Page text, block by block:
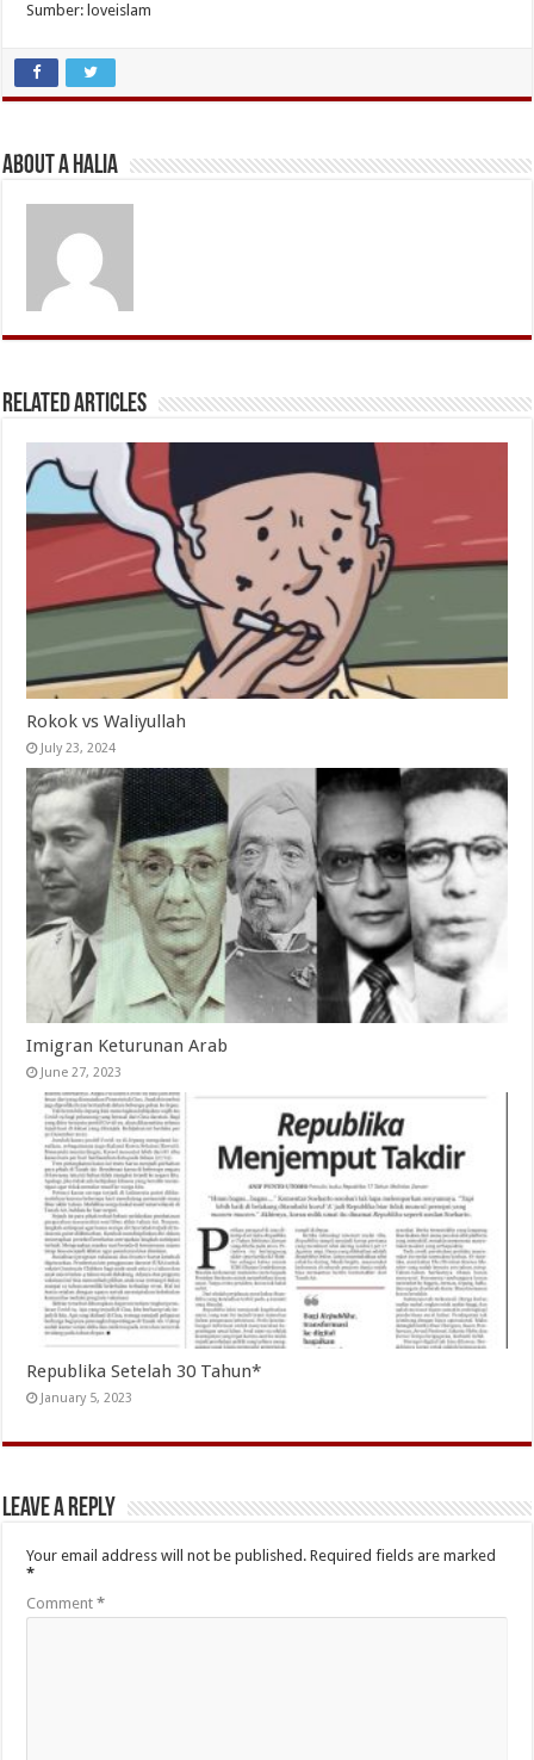
Sumber: loveislam
About A Halia
Related Articles
Rokok vs Waliyullah
July 23, 2024
Imigran Keturunan Arab
June 27, 2023
Republika Setelah 30 Tahun*
January 5, 2023
Leave a Reply
Your email address will not be published. Required fields are marked
*
Comment*